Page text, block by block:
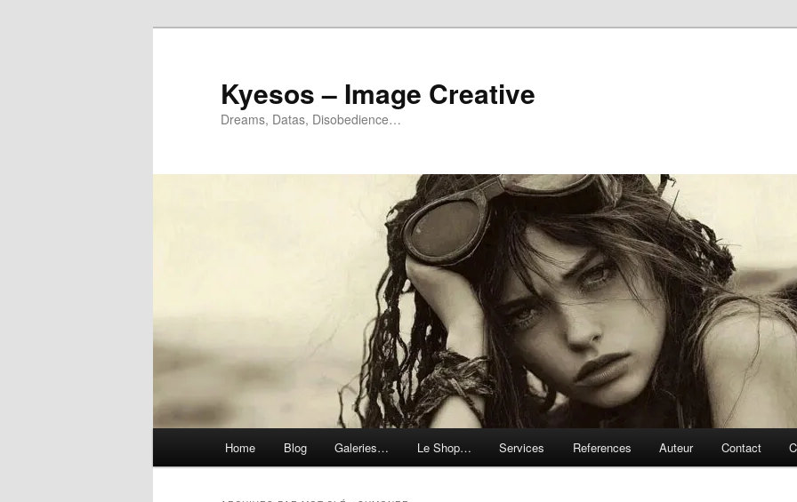
Kyesos – Image Creative
Dreams, Datas, Disobedience…
Home Blog Galeries… Le Shop… Services References Auteur Contact